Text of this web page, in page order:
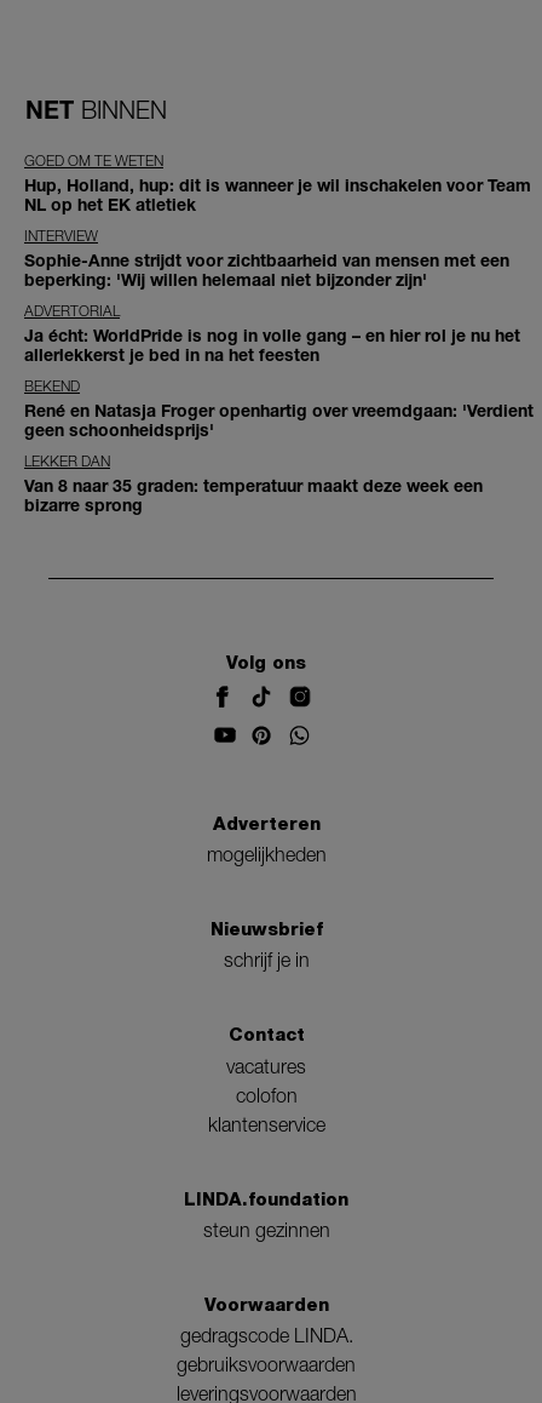
NET BINNEN
GOED OM TE WETEN
Hup, Holland, hup: dit is wanneer je wil inschakelen voor Team
NL op het EK atletiek
INTERVIEW
Sophie-Anne strijdt voor zichtbaarheid van mensen met een
beperking: 'Wij willen helemaal niet bijzonder zijn'
ADVERTORIAL
Ja écht: WorldPride is nog in volle gang – en hier rol je nu het
allerlekkerst je bed in na het feesten
BEKEND
René en Natasja Froger openhartig over vreemdgaan: 'Verdient
geen schoonheidsprijs'
LEKKER DAN
Van 8 naar 35 graden: temperatuur maakt deze week een
bizarre sprong
Volg ons
Adverteren
mogelijkheden
Nieuwsbrief
schrijf je in
Contact
vacatures
colofon
klantenservice
LINDA.foundation
steun gezinnen
Voorwaarden
gedragscode LINDA.
gebruiksvoorwaarden
leveringsvoorwaarden